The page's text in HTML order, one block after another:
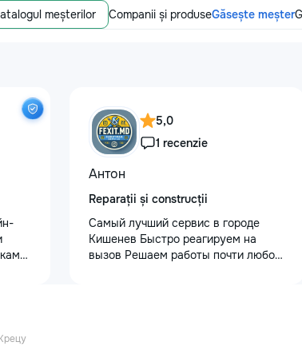
meșterilor Companii și produseGăsește meșter
5,0
1 recenzie
Антон
Reparații și construcții
Самый лучший сервис в городе
Кишенев Быстро реагируем на
вызов Решаем работы почти любой